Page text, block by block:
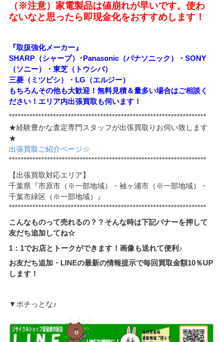
（※注意）家電製品は値崩れが早いです。使わ
ないなと思ったら即現金化をおすすめします！
『取扱強化メーカー』
SHARP（シャープ）･Panasonic（パナソニック）・SONY
（ソニー）・東芝（トウシバ）
三菱（ミツビシ）・LG（エルジー）
もちろんその他も大歓迎！無料見積＆量多い場合はご相談く
ださい！エリア内出張買取も伺います！
*******************************************************************
★経験豊かな査定専門スタッフが出張買取りお伺い致します
★
出張買取ご紹介ページ☆
*******************************************************************
【出張買取対応エリア】
千葉県『市原市（※一部地域）・袖ヶ浦市（※一部地域）・
千葉市緑区（※一部地域）』
*******************************************************************
こんなものって売れるの？？そんな時は下記バナーを押して
友だち追加してね☆
1：1でお店とトークができます！画像も送れて便利♪
お友だち追加・LINEの最新の情報提示で毎回買取金額10％UP
します！
▼ポチっとな♪